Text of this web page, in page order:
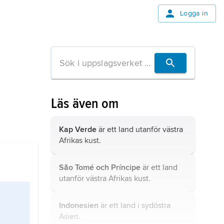
Logga in
Läs även om
Kap Verde är ett land utanför västra
Afrikas kust.
São Tomé och Príncipe är ett land
utanför västra Afrikas kust.
Indonesien är ett land i sydöstra
Asien.